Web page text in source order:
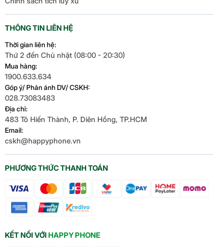
PHƯƠNG THỨC THANH TOÁN
KẾT NỐI VỚIHAPPY PHONE
THÔNG TIN LIÊN HỆ
Thời gian liên hệ:
Thứ 2 đến Chủ nhật (08:00 - 20:30)
Mua hàng:
1900.633.634
Góp ý/ Phản ánh DV/ CSKH:
028.73083483
Địa chỉ:
483 Tô Hiến Thành, P. Diên Hồng, TP.HCM
Email:
cskh@happyphone.vn